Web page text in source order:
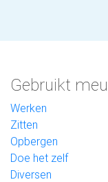
Gebruikt
Werken
Zitten
Opbergen
Doe het zelf
Diversen